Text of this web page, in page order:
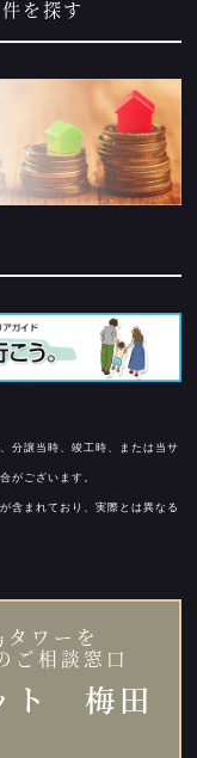
を探す
分譲当時、竣工時、または当サ
がございます。
含まれており、実際とは異なる
ワーを
ご相談窓口
ト 梅田